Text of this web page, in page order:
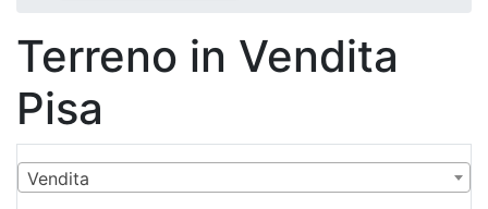
Terreno in Vendita
Pisa
Vendita